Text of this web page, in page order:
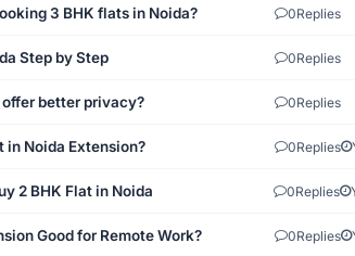
3 BHK flats in Noida? 0Replies
Step by Step 0Replies
better privacy? 0Replies
in Noida Extension? 0Replies
2 BHK Flat in Noida 0Replies
Good for Remote Work? 0Replies